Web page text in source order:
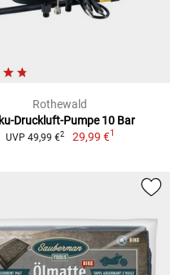
Rothewald
Druckluft-Pumpe 10 Bar
UVP 49,99 €2 29,99 €1